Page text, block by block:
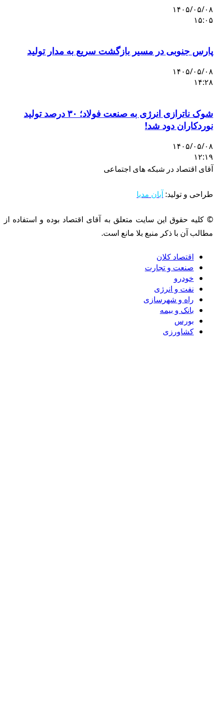
۱۴۰۵/۰۵/۰۸
۱۵:۰۵
پارس جنوبی در مسیر بازگشت سریع به مدار تولید
۱۴۰۵/۰۵/۰۸
۱۴:۲۸
شوک ناترازی انرژی به صنعت فولاد؛ ۳۰ درصد تولید
نوردکاران دود شد!
۱۴۰۵/۰۵/۰۸
۱۲:۱۹
آقای اقتصاد در شبکه های اجتماعی
طراحی و تولید:آبان مدیا
© کلیه حقوق این سایت متعلق به آقای اقتصاد بوده و استفاده از
مطالب آن با ذکر منبع بلا مانع است.
اقتصاد کلان
صنعت و تجارت
خودرو
نفت و انرژی
راه و شهرسازی
بانک و بیمه
بورس
کشاورزی